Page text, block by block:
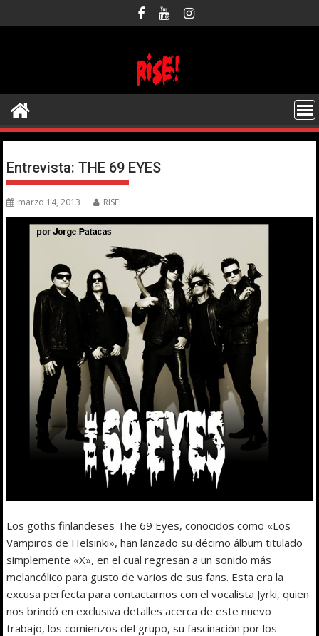
al
Entrevista: THE 69 EYES
marzo 14, 2013 RISE!
Los goths finlandeses The 69 Eyes, conocidos como «Los
Vampiros de Helsinki», han lanzado su décimo álbum titulado
simplemente «X», en el cual regresan a un sonido más
melancólico para gusto de varios de sus fans. Esta era la
excusa perfecta para contactarnos con el vocalista Jyrki, quien
nos brindó en exclusiva detalles acerca de este nuevo
trabajo, los comienzos del grupo, su fascinación por los